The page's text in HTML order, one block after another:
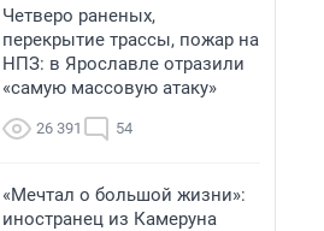
Четверо раненых,
перекрытие трассы, пожар на
НПЗ: в Ярославле отразили
«самую массовую атаку»
26 391 54
«Мечтал о большой жизни»:
иностранец из Камеруна